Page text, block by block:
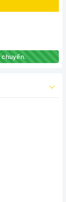
chuyển.